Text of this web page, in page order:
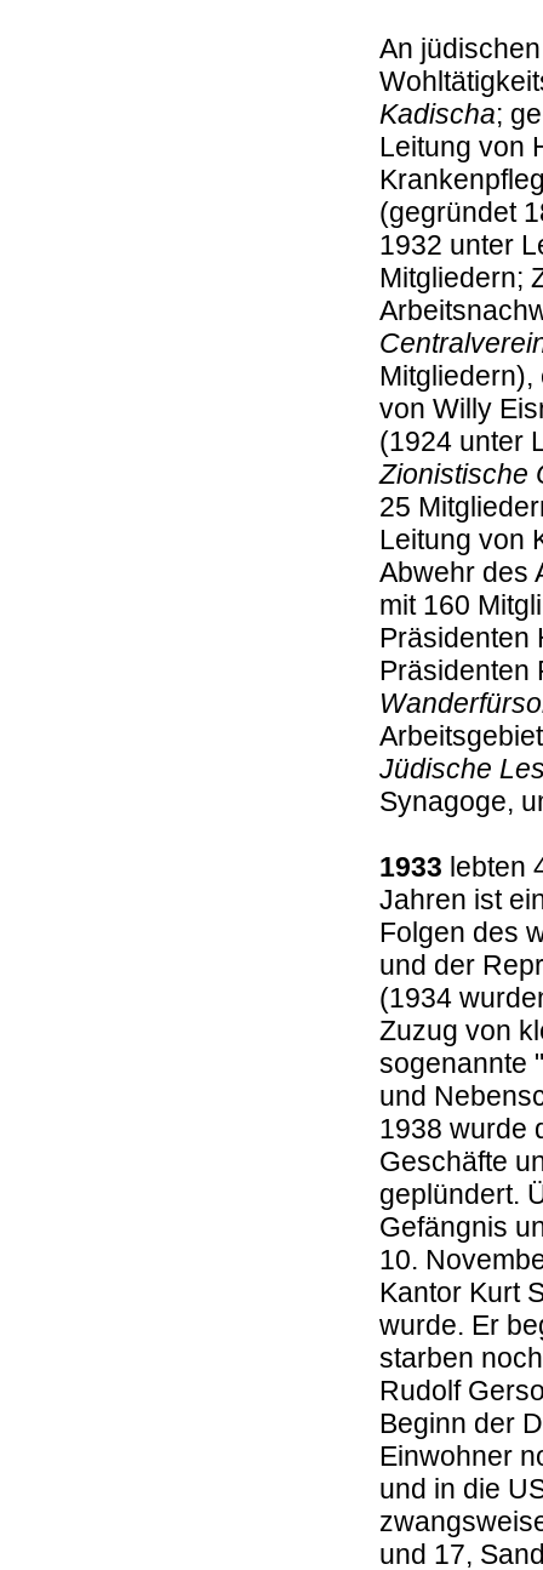
An
Kadischa;
Leitung von
(gegründet
1932 unter
Mitgliedern;
von Willy
(1924 unter
Zionistische
25
Leitung von
Abwehr des
mit 160
Präsidenten
Präsidenten
Jüdische
Synagoge,
1933 lebten
Jahren ist
Folgen des
und der
(1934
Zuzug von
sogenannte
und
1938 wurde
Geschäfte
geplündert.
Gefängnis
10.
Kantor Kurt
wurde. Er
starben
Rudolf
Beginn der
Einwohner
und in die
und 17,